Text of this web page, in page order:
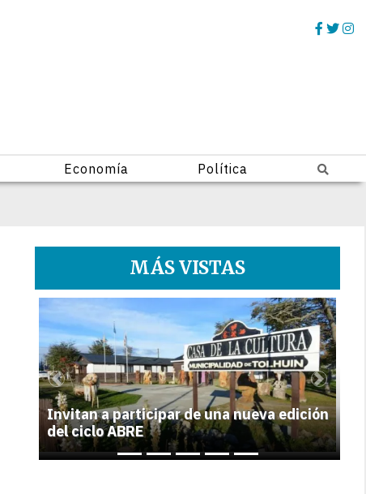
Economía Política
MÁS VISTAS
Invitan a participar de una nueva edición
del ciclo ABRE
Previous Next